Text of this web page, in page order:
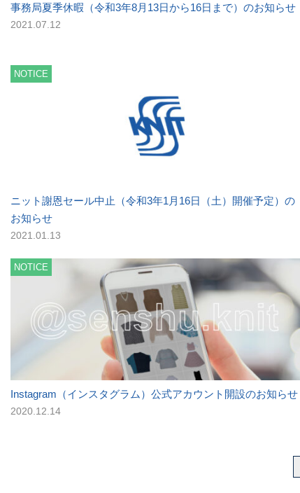
事務局夏季休暇（令和3年8月13日から16日まで）のお知らせ
2021.07.12
NOTICE
ニット謝恩セール中止（令和3年1月16日（土）開催予定）の
お知らせ
2021.01.13
NOTICE
Instagram（インスタグラム）公式アカウント開設のお知らせ
2020.12.14